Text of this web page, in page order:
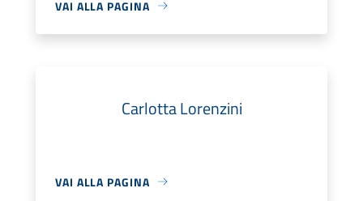
VAI ALLA PAGINA
Carlotta Lorenzini
VAI ALLA PAGINA